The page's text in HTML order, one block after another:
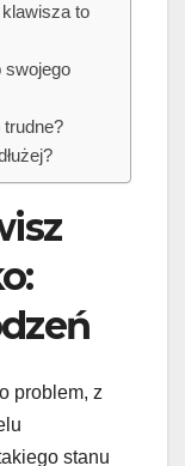
to
swojego
problem, z
stanu